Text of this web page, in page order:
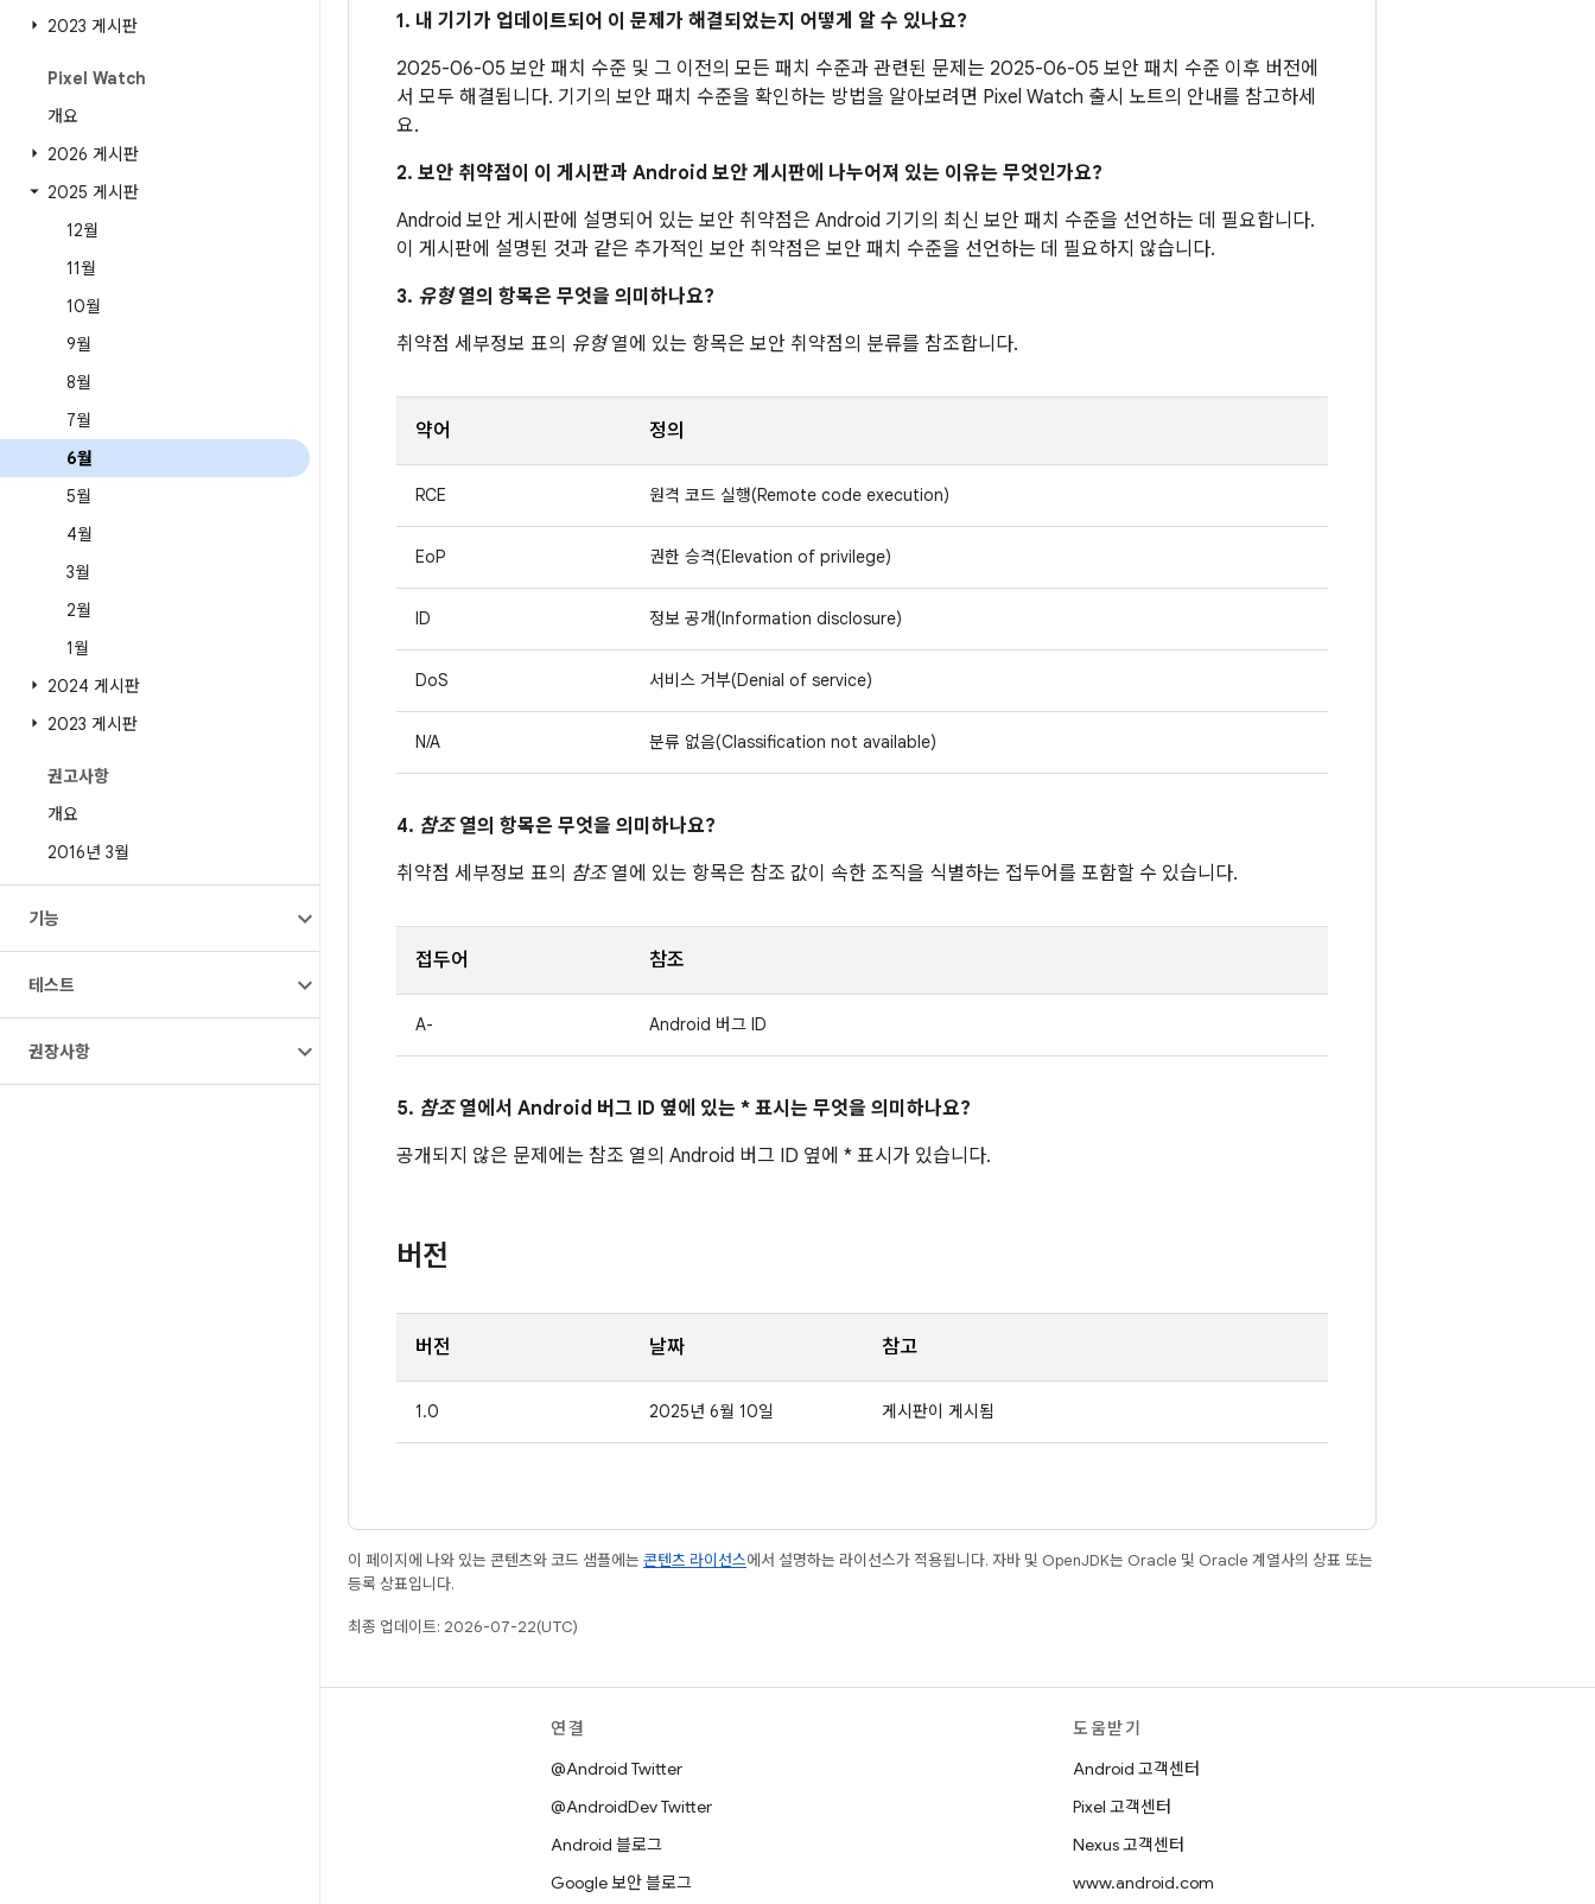
2023 게시판
Pixel Watch
개요
2026 게시판
2025 게시판
12월
11월
10월
9월
8월
7월
6월
5월
4월
3월
2월
1월
2024 게시판
2023 게시판
권고사항
개요
2016년 3월
기능
테스트
권장사항
1. 내 기기가 업데이트되어 이 문제가 해결되었는지 어떻게 알 수 있나요?
2025-06-05 보안 패치 수준 및 그 이전의 모든 패치 수준과 관련된 문제는 2025-06-05 보안 패치 수준 이후 버전에
서 모두 해결됩니다. 기기의 보안 패치 수준을 확인하는 방법을 알아보려면 Pixel Watch 출시 노트의 안내를 참고하세
요.
2. 보안 취약점이 이 게시판과 Android 보안 게시판에 나누어져 있는 이유는 무엇인가요?
Android 보안 게시판에 설명되어 있는 보안 취약점은 Android 기기의 최신 보안 패치 수준을 선언하는 데 필요합니다.
이 게시판에 설명된 것과 같은 추가적인 보안 취약점은 보안 패치 수준을 선언하는 데 필요하지 않습니다.
3. 유형열의 항목은 무엇을 의미하나요?
취약점 세부정보 표의 유형열에 있는 항목은 보안 취약점의 분류를 참조합니다.
약어 정의
RCE 원격 코드 실행(Remote code execution)
EoP 권한 승격(Elevation of privilege)
ID 정보 공개(Information disclosure)
DoS 서비스 거부(Denial of service)
N/A 분류 없음(Classification not available)
4. 참조열의 항목은 무엇을 의미하나요?
취약점 세부정보 표의 참조열에 있는 항목은 참조 값이 속한 조직을 식별하는 접두어를 포함할 수 있습니다.
접두어 참조
A- Android 버그 ID
5. 참조열에서 Android 버그 ID 옆에 있는 * 표시는 무엇을 의미하나요?
공개되지 않은 문제에는 참조 열의 Android 버그 ID 옆에 * 표시가 있습니다.
버전
버전 날짜 참고
1.0 2025년 6월 10일 게시판이 게시됨
이 페이지에 나와 있는 콘텐츠와 코드 샘플에는 콘텐츠 라이선스에서 설명하는 라이선스가 적용됩니다. 자바 및 OpenJDK는 Oracle 및 Oracle 계열사의 상표 또는
등록 상표입니다.
최종 업데이트: 2026-07-22(UTC)
연결
@Android Twitter
@AndroidDev Twitter
Android 블로그
Google 보안 블로그
도움받기
Android 고객센터
Pixel 고객센터
Nexus 고객센터
www.android.com